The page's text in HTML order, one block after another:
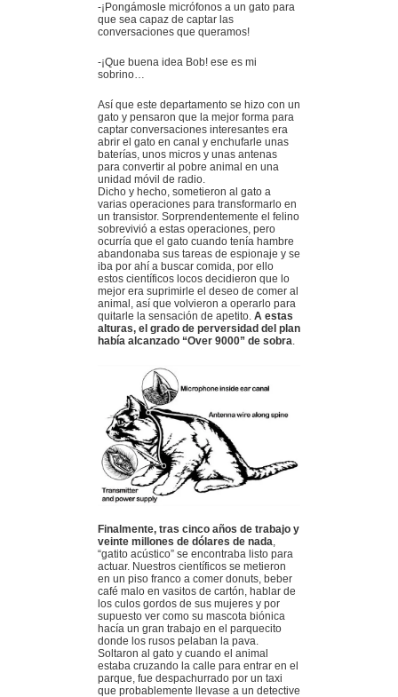
-¡Pongámosle micrófonos a un gato para
que sea capaz de captar las
conversaciones que queramos!
-¡Que buena idea Bob! ese es mi
sobrino…
Así que este departamento se hizo con un
gato y pensaron que la mejor forma para
captar conversaciones interesantes era
abrir el gato en canal y enchufarle unas
baterías, unos micros y unas antenas
para convertir al pobre animal en una
unidad móvil de radio.
Dicho y hecho, sometieron al gato a
varias operaciones para transformarlo en
un transistor. Sorprendentemente el felino
sobrevivió a estas operaciones, pero
ocurría que el gato cuando tenía hambre
abandonaba sus tareas de espionaje y se
iba por ahí a buscar comida, por ello
estos científicos locos decidieron que lo
mejor era suprimirle el deseo de comer al
animal, así que volvieron a operarlo para
quitarle la sensación de apetito. A estas
alturas, el grado de perversidad del plan
había alcanzado “Over 9000” de sobra.
Finalmente, tras cinco años de trabajo y
veinte millones de dólares de nada,
“gatito acústico” se encontraba listo para
actuar. Nuestros científicos se metieron
en un piso franco a comer donuts, beber
café malo en vasitos de cartón, hablar de
los culos gordos de sus mujeres y por
supuesto ver como su mascota biónica
hacía un gran trabajo en el parquecito
donde los rusos pelaban la pava.
Soltaron al gato y cuando el animal
estaba cruzando la calle para entrar en el
parque, fue despachurrado por un taxi
que probablemente llevase a un detective